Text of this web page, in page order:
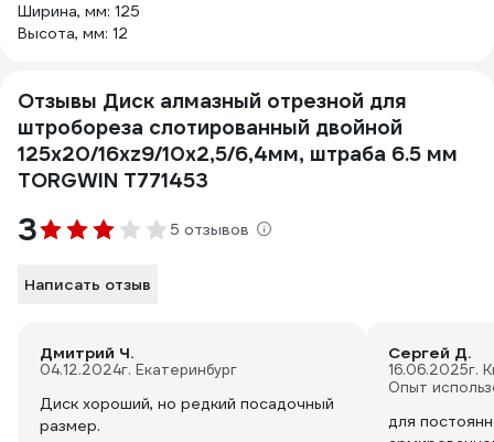
Ширина, мм: 125
Высота, мм: 12
Отзывы Диск алмазный отрезной для
штробореза слотированный двойной
125х20/16хz9/10х2,5/6,4мм, штраба 6.5 мм
TORGWIN T771453
3 5 отзывов
Написать отзыв
Дмитрий Ч.
04.12.2024г. Екатеринбург
Диск хороший, но редкий посадочный
размер.
Сергей Д.
16.06.2025г.
Опыт
для